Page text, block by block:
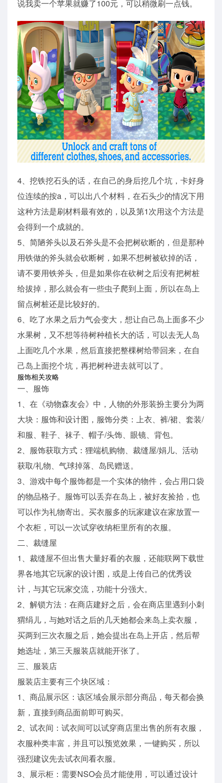
说我卖一个苹果就赚了100元，可以稍微刷一点钱。
4、挖铁挖石头的话，在自己的身后挖几个坑，卡好身
位连续的按a，可以出八个材料，在石头少的情况下用
这种方法是刷材料最有效的，以及第1次用这个方法是
会得到一个成就的。
5、简陋斧头以及石斧头是不会把树砍断的，但是那种
用铁做的斧头就会砍断树，如果不想树被砍掉的话，
请不要用铁斧头，但是如果你在砍树之后没有把树桩
给拔掉，那么就会有一些虫子爬到上面，所以在岛上
留点树桩还是比较好的。
6、吃了水果之后力气会变大，想让自己岛上面多不少
水果树，又不想等待树种植长大的话，可以去无人岛
上面吃几个水果，然后直接把整棵树给带回来，在自
己岛上面挖个坑，再把树种进去就可以了。
服饰相关攻略
一、服饰
1、在《动物森友会》中，人物的外形装扮主要分为两
大块：服饰和设计图，服饰分类：上衣、裤/裙、套装/
和服、鞋子、袜子、帽子/头饰、眼镜、背包。
2、服饰获取方式：狸端机购物、裁缝屋/娟儿、活动
获取/礼物、气球掉落、岛民赠送。
3、游戏中每个服饰都是一个实体的物件，会占用口袋
的物品格子。服饰可以丢弃在岛上，被好友捡拾，也
可以作为礼物寄出。买衣服多的玩家建议在家放置一
个衣柜，可以一次试穿收纳柜里所有的衣服。
二、裁缝屋
1、裁缝屋不但出售大量好看的衣服，还能联网下载世
界各地其它玩家的设计图，或是上传自己的优秀设
计，与其它玩家交流，功能十分强大。
2、解锁方法：在商店建好之后，会在商店里遇到小刺
猬绢儿，与她对话之后的几天她都会来岛上卖衣服，
买两到三次衣服之后，她会提出在岛上开店，然后帮
她选址，第三天服装店就能开张了。
三、服装店
服装店主要有三个块区域：
1、商品展示区：该区域会展示部分商品，每天都会换
新，直接到商品面前即可购买。
2、试衣间：试衣间可以试穿商店里出售的所有衣服，
衣服种类丰富，并且可以预览效果，一键购买，所以
强烈建议先去试衣间看衣服。
3、展示柜：需要NSO会员才能使用，可以通过设计